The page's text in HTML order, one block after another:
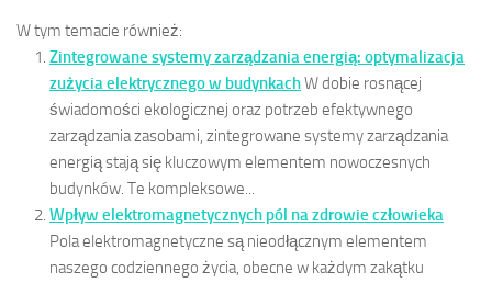
W tym temacie również:
Zintegrowane systemy zarządzania energią: optymalizacja
zużycia elektrycznego w budynkachW dobie rosnącej
świadomości ekologicznej oraz potrzeb efektywnego
zarządzania zasobami, zintegrowane systemy zarządzania
energią stają się kluczowym elementem nowoczesnych
budynków. Te kompleksowe...
Wpływ elektromagnetycznych pól na zdrowie człowieka
Pola elektromagnetyczne są nieodłącznym elementem
naszego codziennego życia, obecne w każdym zakątku